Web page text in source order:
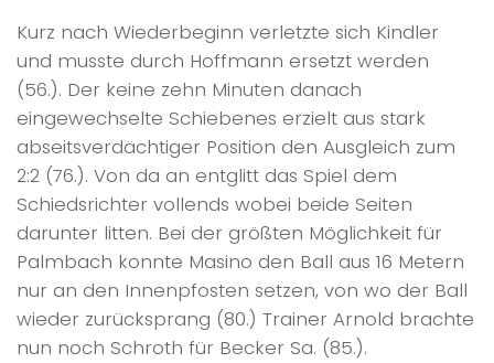
Kurz nach Wiederbeginn verletzte sich Kindler
und musste durch Hoffmann ersetzt werden
(56.). Der keine zehn Minuten danach
eingewechselte Schiebenes erzielt aus stark
abseitsverdächtiger Position den Ausgleich zum
2:2 (76.). Von da an entglitt das Spiel dem
Schiedsrichter vollends wobei beide Seiten
darunter litten. Bei der größten Möglichkeit für
Palmbach konnte Masino den Ball aus 16 Metern
nur an den Innenpfosten setzen, von wo der Ball
wieder zurücksprang (80.) Trainer Arnold brachte
nun noch Schroth für Becker Sa. (85.).